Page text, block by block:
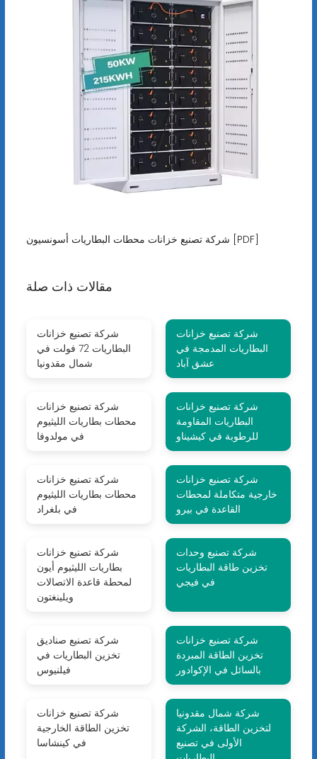
شركة تصنيع خزانات محطات البطاريات أسونسيون [PDF]
مقالات ذات صلة
شركة تصنيع خزانات
البطاريات 72 فولت في
شمال مقدونيا
شركة تصنيع خزانات
البطاريات المدمجة في
عشق آباد
شركة تصنيع خزانات
محطات بطاريات الليثيوم
في مولدوفا
شركة تصنيع خزانات
البطاريات المقاومة
للرطوبة في كيشيناو
شركة تصنيع خزانات
محطات بطاريات الليثيوم
في بلغراد
شركة تصنيع خزانات
خارجية متكاملة لمحطات
القاعدة في بيرو
شركة تصنيع خزانات
بطاريات الليثيوم أيون
لمحطة قاعدة الاتصالات
ويلينغتون
شركة تصنيع وحدات
تخزين طاقة البطاريات
في فيجي
شركة تصنيع صناديق
تخزين البطاريات في
فيلنيوس
شركة تصنيع خزانات
تخزين الطاقة المبردة
بالسائل في الإكوادور
شركة تصنيع خزانات
تخزين الطاقة الخارجية
في كينشاسا
شركة شمال مقدونيا
لتخزين الطاقة، الشركة
الأولى في تصنيع